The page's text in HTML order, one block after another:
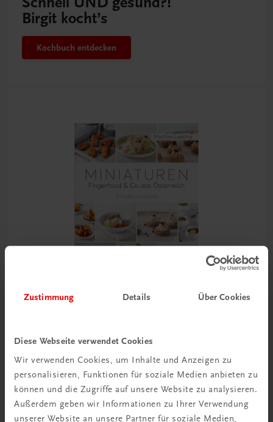
Zustimmung Details Über Cookies
Diese Webseite verwendet Cookies
Wir verwenden Cookies, um Inhalte und Anzeigen zu
personalisieren, Funktionen für soziale Medien anbieten zu
können und die Zugriffe auf unsere Website zu analysieren.
Außerdem geben wir Informationen zu Ihrer Verwendung
unserer Website an unsere Partner für soziale Medien,
Birgit kocht’s
Kochbuch entdecken
Miniaturen. Fingerfood & Co. aus Österreich
für Feste und Gäste
€ 27,00